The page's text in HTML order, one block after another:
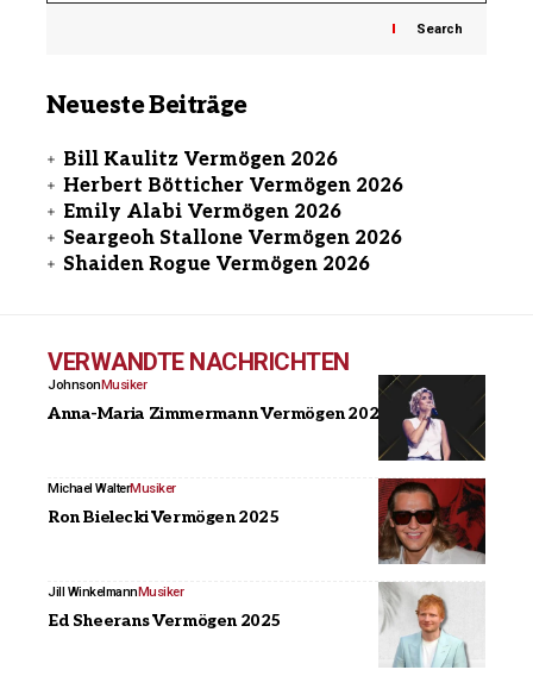
Search
Neueste Beiträge
Bill Kaulitz Vermögen 2026
Herbert Bötticher Vermögen 2026
Emily Alabi Vermögen 2026
Seargeoh Stallone Vermögen 2026
Shaiden Rogue Vermögen 2026
VERWANDTE NACHRICHTEN
Johnson Musiker
Anna-Maria Zimmermann Vermögen 2025
Michael WalterMusiker
Ron Bielecki Vermögen 2025
Jill Winkelmann Musiker
Ed Sheerans Vermögen 2025